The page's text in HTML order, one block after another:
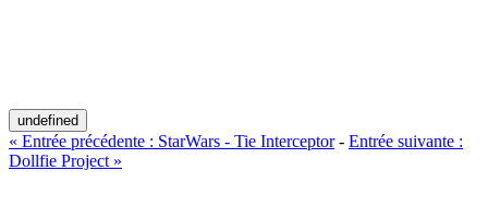
undefined
« Entrée précédente : StarWars - Tie Interceptor - Entrée suivante :
Dollfie Project »